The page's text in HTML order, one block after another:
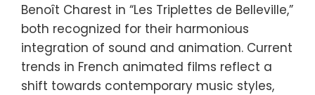
Benoît Charest in “Les Triplettes de Belleville,”
both recognized for their harmonious
integration of sound and animation. Current
trends in French animated films reflect a
shift towards contemporary music styles,